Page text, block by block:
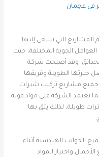
في عجمان
المشاريع التي تسعى إليها
الجوية المختلفة، حيث
وقد أصبحت شركة
خبرتها الطويلة وفريقها
جميع مشاريع تركيب شبرات
تعتمد الشركة على مواد قوية
طويلة، لذلك يثق بها
الجوانب الهندسية أثناء
واختيار المواد